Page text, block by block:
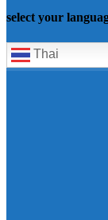
select your
Thai